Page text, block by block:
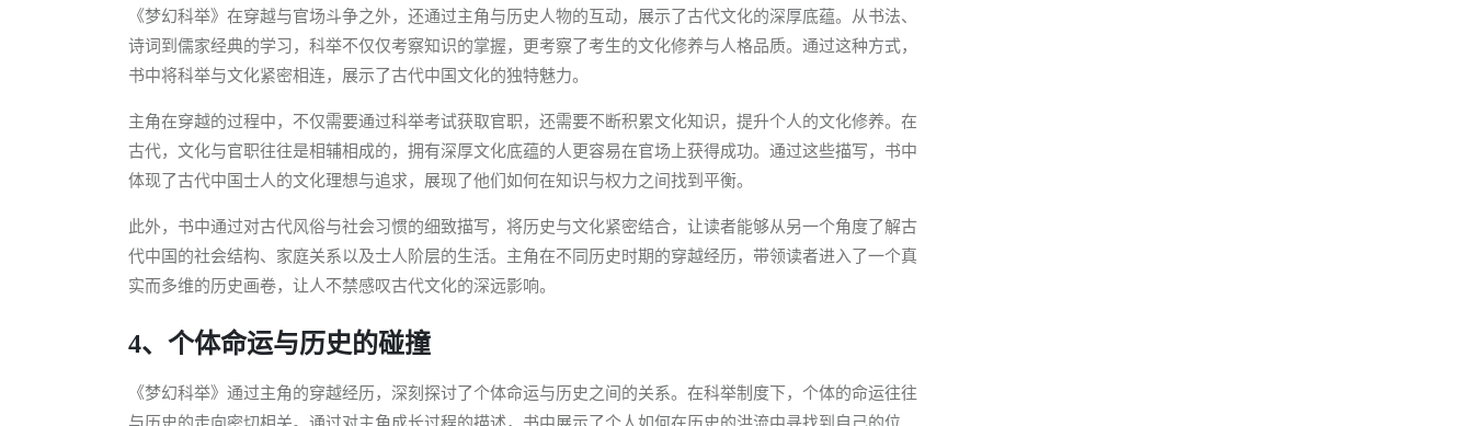
《梦幻科举》在穿越与官场斗争之外，还通过主角与历史人物的互动，展示了古代文化的深厚底蕴。从书法、
诗词到儒家经典的学习，科举不仅仅考察知识的掌握，更考察了考生的文化修养与人格品质。通过这种方式，
书中将科举与文化紧密相连，展示了古代中国文化的独特魅力。
主角在穿越的过程中，不仅需要通过科举考试获取官职，还需要不断积累文化知识，提升个人的文化修养。在
古代，文化与官职往往是相辅相成的，拥有深厚文化底蕴的人更容易在官场上获得成功。通过这些描写，书中
体现了古代中国士人的文化理想与追求，展现了他们如何在知识与权力之间找到平衡。
此外，书中通过对古代风俗与社会习惯的细致描写，将历史与文化紧密结合，让读者能够从另一个角度了解古
代中国的社会结构、家庭关系以及士人阶层的生活。主角在不同历史时期的穿越经历，带领读者进入了一个真
实而多维的历史画卷，让人不禁感叹古代文化的深远影响。
4、个体命运与历史的碰撞
《梦幻科举》通过主角的穿越经历，深刻探讨了个体命运与历史之间的关系。在科举制度下，个体的命运往往
与历史的走向密切相关。通过对主角成长过程的描述，书中展示了个人如何在历史的洪流中寻找到自己的位